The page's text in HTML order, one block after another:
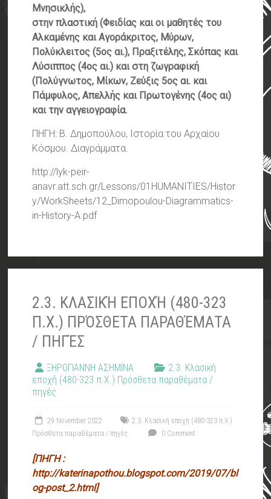
Μνησικλής),
στην πλαστική (Φειδίας και οι μαθητές του
Αλκαμένης και Αγοράκριτος, Μύρων,
Πολύκλειτος (5ος αι.), Πραξιτέλης, Σκόπας και
Λύσιππος (4ος αι.) και στη ζωγραφική
(Πολύγνωτος, Μίκων, Ζεύξις 5ος αι. και
Πάμφυλος, Απελλής και Πρωτογένης (4ος αι)
και την αγγειογραφία.
ΠΗΓΗ: Β. Δημοπούλου, Ιστορία του Αρχαίου
Κόσμου. Διαγράμματα.
http://lyk-peir-
anavr.att.sch.gr/Lessons/01HUMANITIES/Histor
y/WorkSheets/12_Dimopoulou-Diagrammatics-
in-History-A.pdf
2.3. ΚΛΑΣΙΚΉ ΕΠΟΧΉ (480-323
Π.Χ.) ΠΡΌΣΘΕΤΑ ΠΑΡΑΘΈΜΑΤΑ
/ ΠΗΓΈΣ
ΞΗΡΟΓΙΑΝΝΗ ΑΣΗΜΙΝΑ
2.3. Κλασική
εποχή (480-323 π.Χ.) Πρόσθετα παραθέματα /
πηγές
29 November 2022
2.3. Κλασική εποχή (480-323 π.Χ.)
Πρόσθετα παραθέματα / πηγές
0 Comment
[ΠΗΓΗ :
http://katerinapothou.blogspot.com/2019/07/bl
og-post_2.html]